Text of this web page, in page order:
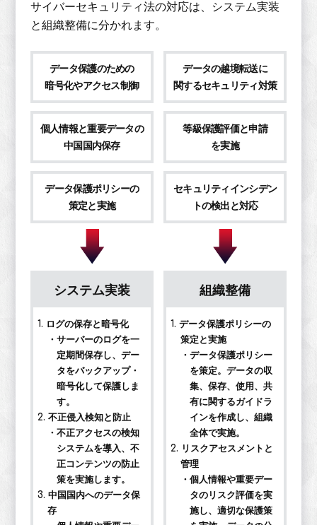
サイバーセキュリティ法の対応は、システム実装
と組織整備に分かれます。
データ保護のための
暗号化やアクセス制御
データの越境転送に
関するセキュリティ対策
個人情報と重要データの
中国国内保存
等級保護評価と申請
を実施
データ保護ポリシーの
策定と実施
セキュリティインシデン
トの検出と対応
システム実装
1. ログの保存と暗号化
・サーバーのログを一
定期間保存し、デー
タをバックアップ・
暗号化して保護しま
す。
2. 不正侵入検知と防止
・不正アクセスの検知
システムを導入、不
正コンテンツの防止
策を実施します。
3. 中国国内へのデータ保
存
組織整備
1. データ保護ポリシーの
策定と実施
・データ保護ポリシー
を策定。データの収
集、保存、使用、共
有に関するガイドラ
インを作成し、組織
全体で実施。
2. リスクアセスメントと
管理
・個人情報や重要デー
タのリスク評価を実
施し、適切な保護策